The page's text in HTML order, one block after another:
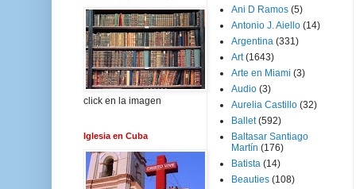
click en la imagen
Iglesia en Cuba
Ani D Ramos (5)
Antonio J. Aiello (14)
Argentina (331)
Art (1643)
Arte en Miami (3)
Audio (3)
Aurelia Castillo (32)
Ballet (592)
Baltasar Santiago
Martín (176)
Batista (14)
Beauties (108)